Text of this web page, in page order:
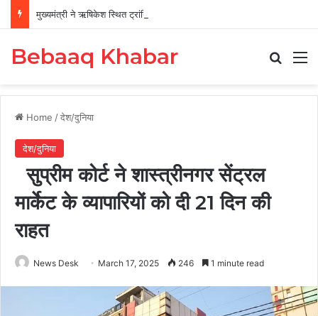
मुख्यमंत्री ने ऋषिकेश स्थित ट्रांजिट कैंप का किया औचक निरीक्षण
Bebaaq Khabar
Home /देश/दुनिया
देश/दुनिया
सुप्रीम कोर्ट ने शास्त्रीनगर सेंट्रल
मार्केट के व्यापारियों को दी 21 दिन की
राहत
News Desk March 17, 2025 246 1 minute read